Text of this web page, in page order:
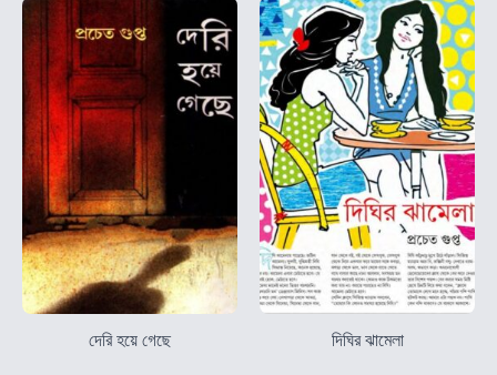
দেরি হয়ে গেছে দিঘির ঝামেলা